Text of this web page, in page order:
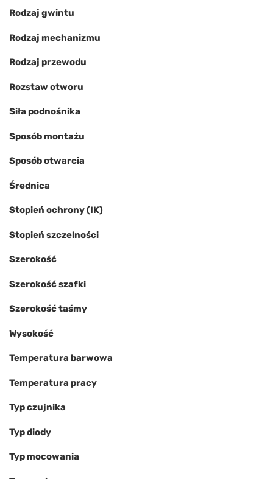
Rodzaj gwintu
Rodzaj mechanizmu
Rodzaj przewodu
Rozstaw otworu
Siła podnośnika
Sposób montażu
Sposób otwarcia
Średnica
Stopień ochrony (IK)
Stopień szczelności
Szerokość
Szerokość szafki
Szerokość taśmy
Wysokość
Temperatura barwowa
Temperatura pracy
Typ czujnika
Typ diody
Typ mocowania